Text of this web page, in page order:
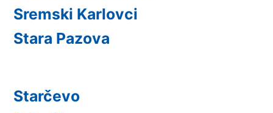
Sremski Karlovci
Stara Pazova
Starčevo